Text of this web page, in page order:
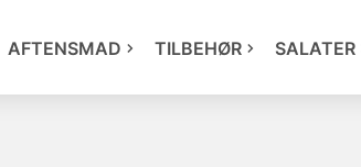
AFTENSMAD TILBEHØR SALATER